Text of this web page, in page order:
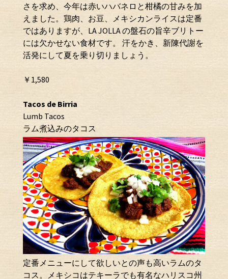
さを求め、今年は赤いハバネロと柑橘の甘みを加
えました。鶏肉、お豆、メキシカンライスは定番
ではありますが、LA JOLLA の盤石の旨辛ブリトー
には欠かせない食材です。 汗をかき、新陳代謝を
活発にして夏を乗り切りましょう。
￥1,580
Tacos de Birria
Lumb Tacos
ラム煮込みのタコス
定番メニューにして欲しいとの声も高いラムのタ
コス。メキシコはテキーラでも有名なハリスコ州